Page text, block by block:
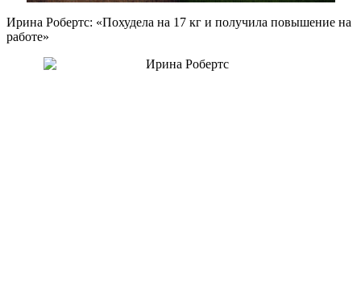
Ирина Робертс: «Похудела на 17 кг и получила повышение на
работе»